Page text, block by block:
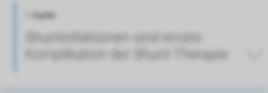
Shuntinfektionen sind ernste
Komplikation der Shunt-Therapie